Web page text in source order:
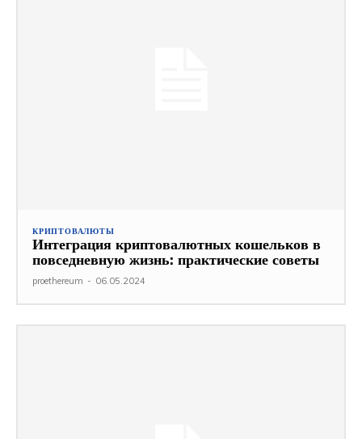
КРИПТОВАЛЮТЫ
Интеграция криптовалютных кошельков в
повседневную жизнь: практические советы
proethereum - 06.05.2024